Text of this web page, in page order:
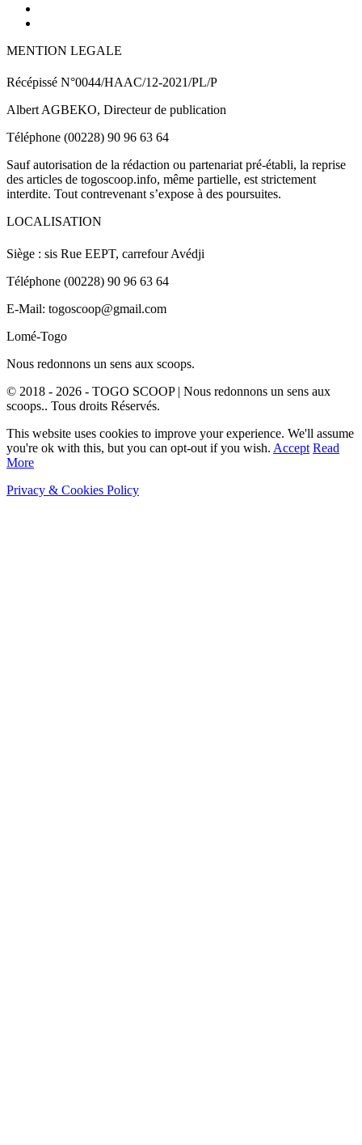
MENTION LEGALE
Récépissé N°0044/HAAC/12-2021/PL/P
Albert AGBEKO, Directeur de publication
Téléphone (00228) 90 96 63 64
Sauf autorisation de la rédaction ou partenariat pré-établi, la reprise
des articles de togoscoop.info, même partielle, est strictement
interdite. Tout contrevenant s’expose à des poursuites.
LOCALISATION
Siège : sis Rue EEPT, carrefour Avédji
Téléphone (00228) 90 96 63 64
E-Mail: togoscoop@gmail.com
Lomé-Togo
Nous redonnons un sens aux scoops.
© 2018 - 2026 - TOGO SCOOP | Nous redonnons un sens aux
scoops.. Tous droits Réservés.
This website uses cookies to improve your experience. We'll assume
you're ok with this, but you can opt-out if you wish. Accept Read
More
Privacy & Cookies Policy